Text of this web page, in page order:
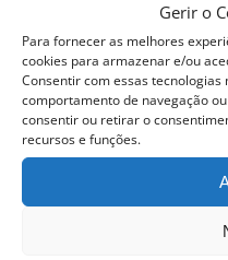
Gerir o
Para fornecer as melhores
cookies para armazenar e/ou
Consentir com essas
comportamento de navegação
consentir ou retirar o
recursos e funções.
Curso Novas